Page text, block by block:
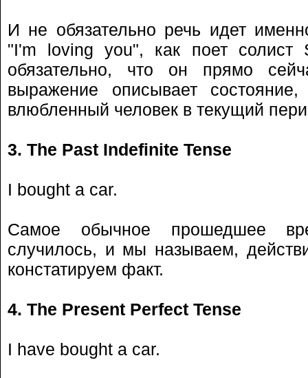
И не обязательно речь идет
"I'm loving you", как поет солист
обязательно, что он прямо
выражение описывает
влюбленный человек в текущий
3. The Past Indefinite Tense
I bought a car.
Самое обычное прошедшее
случилось, и мы называем,
констатируем факт.
4. The Present Perfect Tense
I have bought a car.